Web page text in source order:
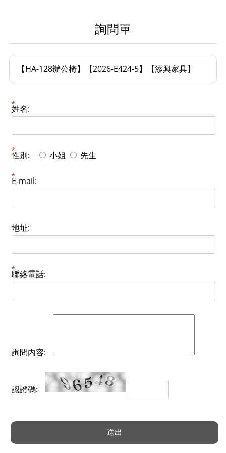
詢問單
【HA-128辦公椅】【2026-E424-5】【添興家具】
姓名:
性別: 小姐 先生
E-mail:
地址:
聯絡電話:
詢問內容:
認證碼: